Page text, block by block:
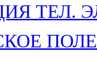
ТЕЛ.
ПОЛЕ